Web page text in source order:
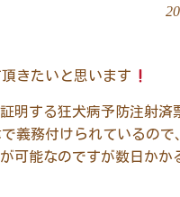
きたいと思います
明する狂犬病予防注射済
義務付けられているので
可能なのですが数日かか